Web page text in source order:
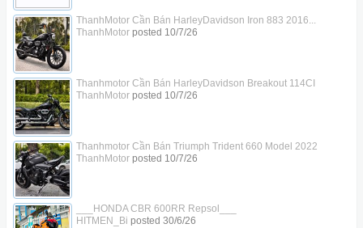
ThanhMotor Cần Bán HarleyDavidson Iron 883 2016...
ThanhMotorposted 10/7/26
Thanhmotor Cần Bán HarleyDavidson Breakout 114CI
ThanhMotorposted 10/7/26
Thanhmotor Cần Bán Triumph Trident 660 Model 2022
ThanhMotorposted 10/7/26
___HONDA CBR 600RR Repsol___
HITMEN_Bi posted 30/6/26